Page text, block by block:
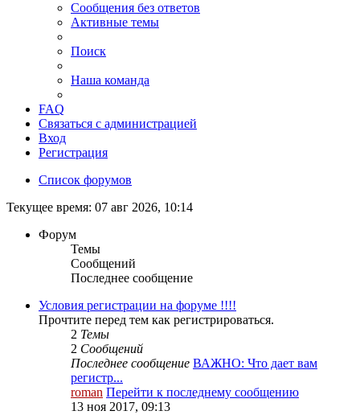
Сообщения без ответов
Активные темы
Поиск
Наша команда
FAQ
Связаться с администрацией
Вход
Регистрация
Список форумов
Текущее время: 07 авг 2026, 10:14
Форум
Темы
Сообщений
Последнее сообщение
Условия регистрации на форуме !!!!
Прочтите перед тем как регистрироваться.
2 Темы
2 Сообщений
Последнее сообщение ВАЖНО: Что дает вам
регистр...
roman Перейти к последнему сообщению
13 ноя 2017, 09:13